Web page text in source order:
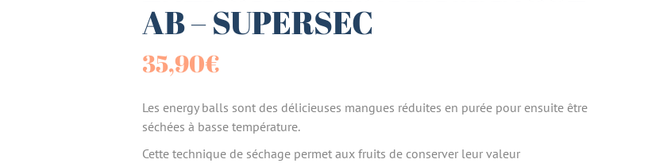
AB – SUPERSEC
35,90€
Les energy balls sont des délicieuses mangues réduites en purée pour ensuite être
séchées à basse température.
Cette technique de séchage permet aux fruits de conserver leur valeur